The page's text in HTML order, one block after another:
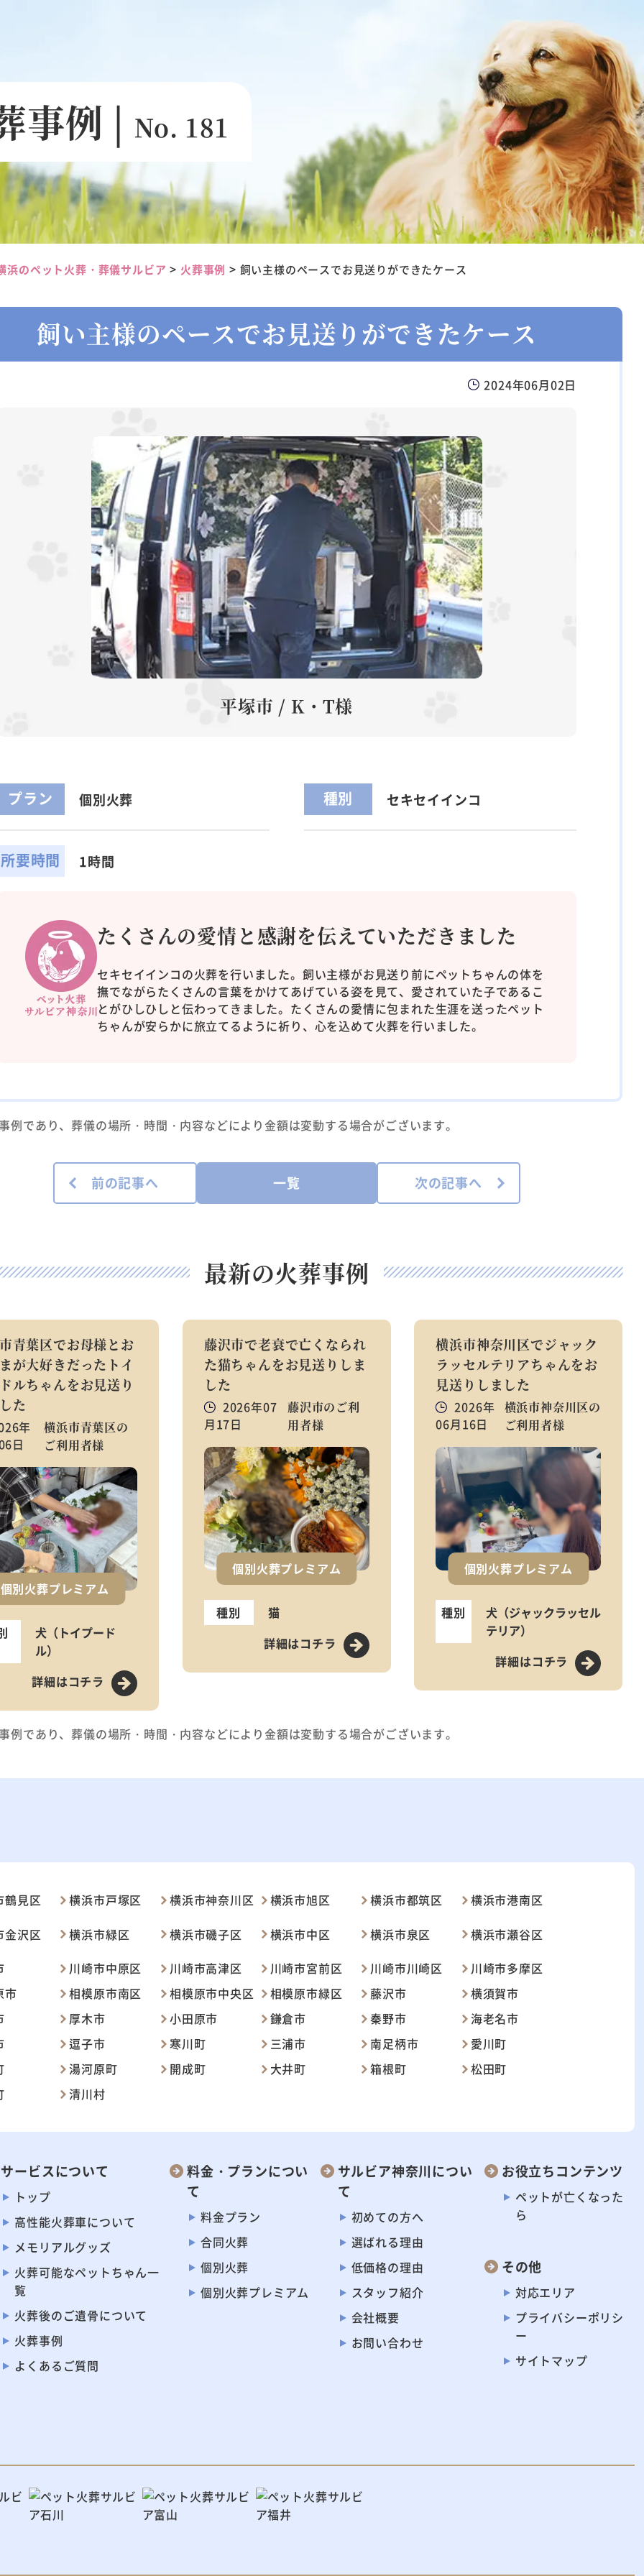
事例 | No. 181
浜のペット火葬・葬儀サルビア > 火葬事例 > 飼い主様のペースでお見送りができたケース
飼い主様のペースでお見送りができたケース
2024年06月02日
平塚市 / K・T様
プラン 個別火葬 種別 セキセイインコ
所要時間 1時間
たくさんの愛情と感謝を伝えていただきました
セキセイインコの火葬を行いました。飼い主様がお見送り前にペットちゃんの体を
撫でながらたくさんの言葉をかけてあげている姿を見て、愛されていた子であるこ
とがひしひしと伝わってきました。たくさんの愛情に包まれた生涯を送ったペット
ちゃんが安らかに旅立てるように祈り、心を込めて火葬を行いました。
例であり、葬儀の場所・時間・内容などにより金額は変動する場合がございます。
前の記事へ 一覧 次の記事へ
最新の火葬事例
青葉区でお母様とお
が大好きだったトイ
ルちゃんをお見送り
た
年
日
横浜市青葉区の
ご利用者様
個別火葬プレミアム
犬（トイプード
ル）
詳細はコチラ
藤沢市で老衰で亡くなられ
た猫ちゃんをお見送りしま
した
2026年07
月17日
藤沢市のご利
用者様
個別火葬プレミアム
種別
猫
詳細はコチラ
横浜市神奈川区でジャック
ラッセルテリアちゃんをお
見送りしました
2026年
06月16日
横浜市神奈川区の
ご利用者様
個別火葬プレミアム
種別
犬（ジャックラッセル
テリア）
詳細はコチラ
例であり、葬儀の場所・時間・内容などにより金額は変動する場合がございます。
鶴見区 横浜市戸塚区 横浜市神奈川区 横浜市旭区 横浜市都筑区
横浜市港南区
金沢区
横浜市緑区 横浜市磯子区 横浜市中区 横浜市泉区
横浜市瀬谷区
川崎市中原区 川崎市高津区 川崎市宮前区 川崎市川崎区
川崎市多摩区
市
相模原市南区 相模原市中央区 相模原市緑区 藤沢市
横須賀市
厚木市 小田原市 鎌倉市 秦野市
海老名市
逗子市 寒川町 三浦市 南足柄市
愛川町
湯河原町 開成町 大井町 箱根町
松田町
清川村
サービスについて
トップ
高性能火葬車について
メモリアルグッズ
火葬可能なペットちゃん一
覧
火葬後のご遺骨について
火葬事例
よくあるご質問
料金・プランについ
て
料金プラン
合同火葬
個別火葬
個別火葬プレミアム
サルビア神奈川につい
て
初めての方へ
選ばれる理由
低価格の理由
スタッフ紹介
会社概要
お問い合わせ
お役立ちコンテンツ
ペットが亡くなった
ら
その他
対応エリア
プライバシーポリシ
ー
サイトマップ